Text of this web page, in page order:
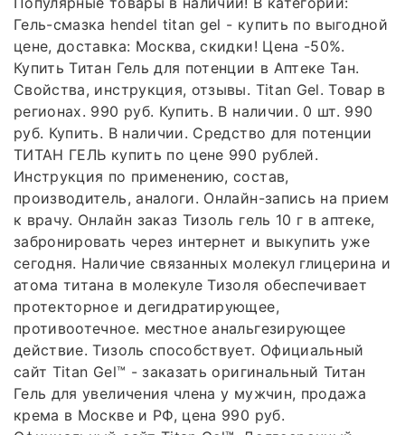
Гель-смазка hendel titan gel - купить по выгодной
цене, доставка: Москва, скидки! Цена -50%.
Купить Титан Гель для потенции в Аптеке Тан.
Свойства, инструкция, отзывы. Titan Gel. Товар в
регионах. 990 руб. Купить. В наличии. 0 шт. 990
руб. Купить. В наличии. Средство для потенции
ТИТАН ГЕЛЬ купить по цене 990 рублей.
Инструкция по применению, состав,
производитель, аналоги. Онлайн-запись на прием
к врачу. Онлайн заказ Тизоль гель 10 г в аптеке,
забронировать через интернет и выкупить уже
сегодня. Наличие связанных молекул глицерина и
атома титана в молекуле Тизоля обеспечивает
протекторное и дегидратирующее,
противоотечное. местное анальгезирующее
действие. Тизоль способствует. Официальный
сайт Titan Gel™ - заказать оригинальный Титан
Гель для увеличения члена у мужчин, продажа
крема в Москве и РФ, цена 990 руб.